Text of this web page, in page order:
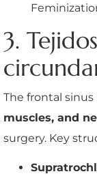
3.
The frontal
muscles, and
surgery. Key